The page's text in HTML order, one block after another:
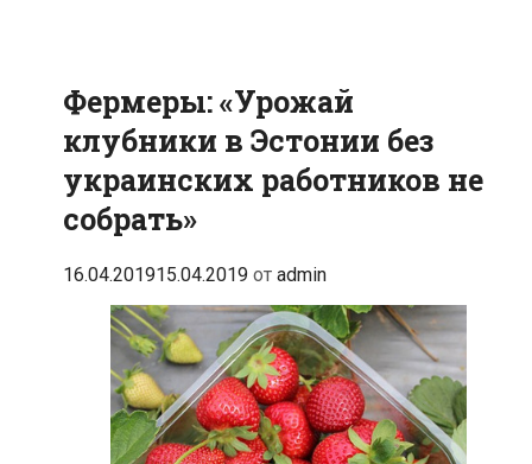
Фермеры: «Урожай
клубники в Эстонии без
украинских работников не
собрать»
16.04.201915.04.2019 от admin